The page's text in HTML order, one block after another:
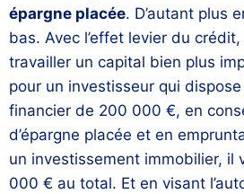
épargne placée. D’autant plus
bas. Avec l’effet levier du
travailler un capital bien plus
pour un investisseur qui dispose
financier de 200 000 €, en
d’épargne placée et en
un investissement immobilier, il
000 € au total. Et en visant